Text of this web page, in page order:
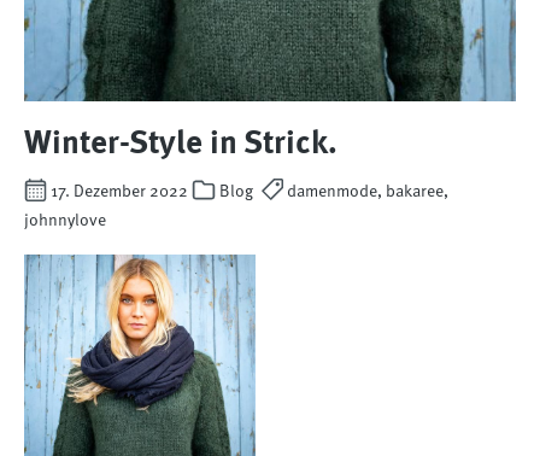
Winter-Style in Strick.
17. Dezember 2022 Blog
damenmode, bakaree,
johnnylove